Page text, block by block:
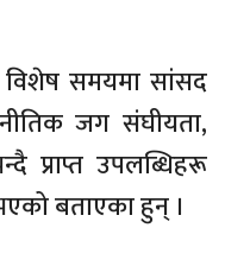
विशेष समयमा सांसद
जग संघीयता,
प्राप्त उपलब्धिहरू
बताएका हुन् ।